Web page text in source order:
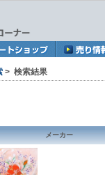
> 検索結果
メーカー